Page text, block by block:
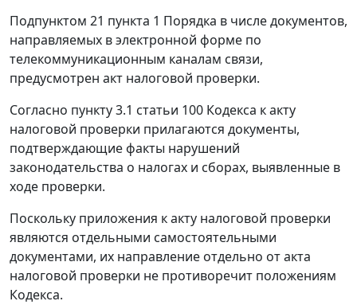
Подпунктом 21 пункта 1 Порядка в числе документов,
направляемых в электронной форме по
телекоммуникационным каналам связи,
предусмотрен акт налоговой проверки.
Согласно пункту 3.1 статьи 100 Кодекса к акту
налоговой проверки прилагаются документы,
подтверждающие факты нарушений
законодательства о налогах и сборах, выявленные в
ходе проверки.
Поскольку приложения к акту налоговой проверки
являются отдельными самостоятельными
документами, их направление отдельно от акта
налоговой проверки не противоречит положениям
Кодекса.